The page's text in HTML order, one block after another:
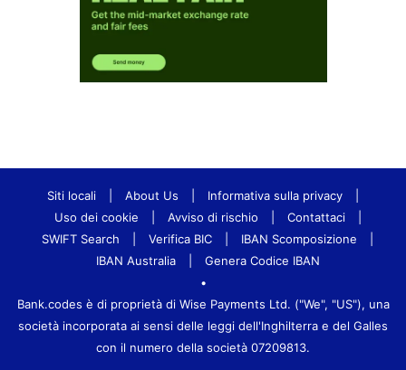
Siti locali About Us Informativa sulla privacy
Uso dei cookie
Avviso di rischio Contattaci
SWIFT Search
Verifica BIC IBAN Scomposizione
IBAN Australia
Genera Codice IBAN
•
Bank.codes è di proprietà di Wise Payments Ltd. ("We", "US"), una
società incorporata ai sensi delle leggi dell'Inghilterra e del Galles
con il numero della società 07209813.